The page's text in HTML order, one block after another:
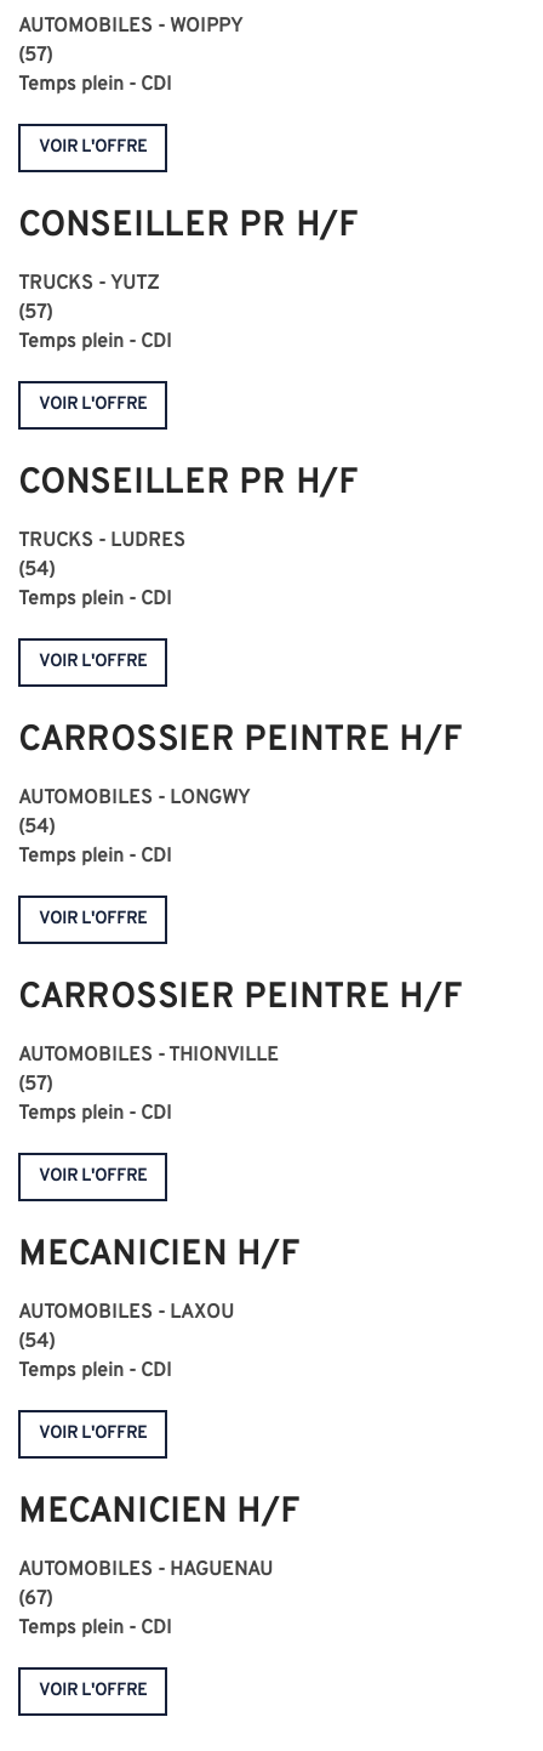
AUTOMOBILES - WOIPPY
(57)
Temps plein - CDI
VOIR L'OFFRE
CONSEILLER PR H/F
TRUCKS - YUTZ
(57)
Temps plein - CDI
VOIR L'OFFRE
CONSEILLER PR H/F
TRUCKS - LUDRES
(54)
Temps plein - CDI
VOIR L'OFFRE
CARROSSIER PEINTRE H/F
AUTOMOBILES - LONGWY
(54)
Temps plein - CDI
VOIR L'OFFRE
CARROSSIER PEINTRE H/F
AUTOMOBILES - THIONVILLE
(57)
Temps plein - CDI
VOIR L'OFFRE
MECANICIEN H/F
AUTOMOBILES - LAXOU
(54)
Temps plein - CDI
VOIR L'OFFRE
MECANICIEN H/F
AUTOMOBILES - HAGUENAU
(67)
Temps plein - CDI
VOIR L'OFFRE